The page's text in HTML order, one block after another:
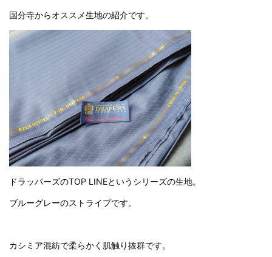
国分寺からオススメ生地の紹介です。
ドラッパーズのTOP LINEというシリーズの生地。
ブルーグレーのストライプです。
カシミア混紡で柔らかく肌触り抜群です。